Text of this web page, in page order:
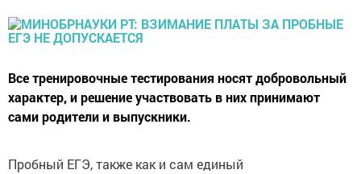
Все тренировочные тестирования носят добровольный
характер, и решение участвовать в них принимают
сами родители и выпускники.
Пробный ЕГЭ, также как и сам единый